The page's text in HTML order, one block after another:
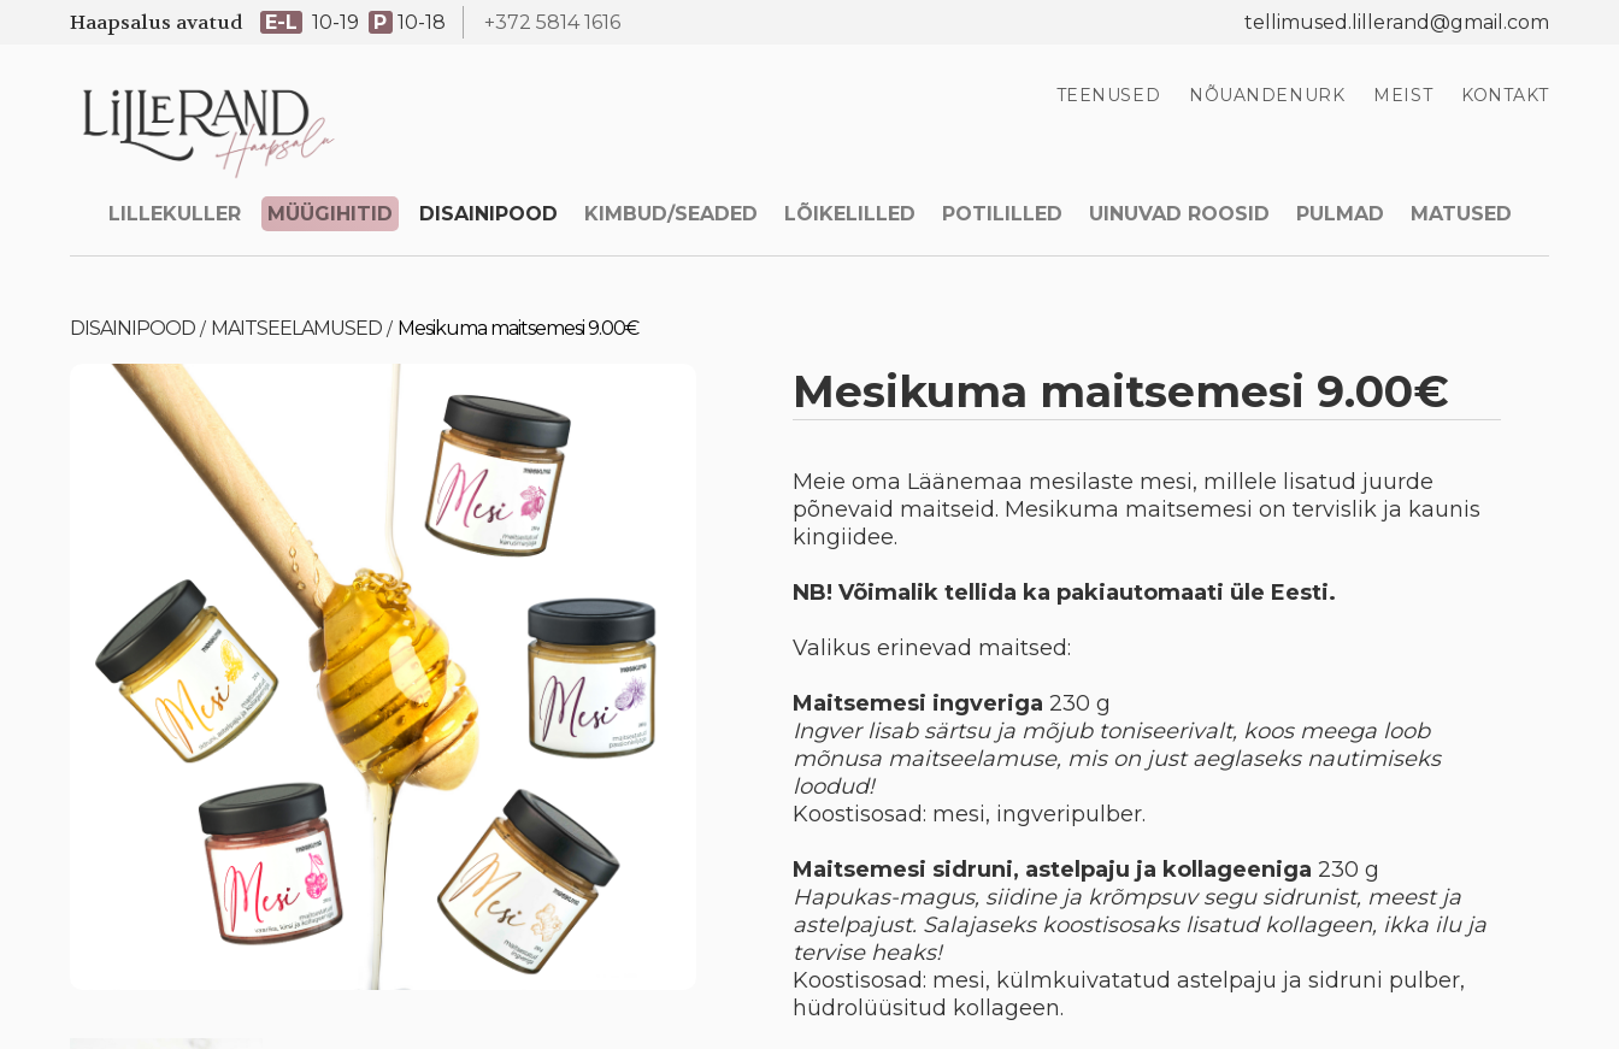
Haapsalus avatud E-L 10-19 P 10-18 +372 5814 1616 tellimused.lillerand@gmail.com
TEENUSED NÕUANDENURK MEIST KONTAKT
LILLEKULLER MÜÜGIHITID DISAINIPOOD KIMBUD/SEADED LÕIKELILLED POTILILLED UINUVAD ROOSID PULMAD MATUSED
DISAINIPOOD / MAITSEELAMUSED / Mesikuma maitsemesi 9.00€
Mesikuma maitsemesi 9.00€
Meie oma Läänemaa mesilaste mesi, millele lisatud juurde
põnevaid maitseid. Mesikuma maitsemesi on tervislik ja kaunis
kingiidee.
NB! Võimalik tellida ka pakiautomaati üle Eesti.
Valikus erinevad maitsed:
Maitsemesi ingveriga 230 g
Ingver lisab särtsu ja mõjub toniseerivalt, koos meega loob
mõnusa maitseelamuse, mis on just aeglaseks nautimiseks
loodud!
Koostisosad: mesi, ingveripulber.
Maitsemesi sidruni, astelpaju ja kollageeniga 230 g
Hapukas-magus, siidine ja krõmpsuv segu sidrunist, meest ja
astelpajust. Salajaseks koostisosaks lisatud kollageen, ikka ilu ja
tervise heaks!
Koostisosad: mesi, külmkuivatatud astelpaju ja sidruni pulber,
hüdrolüüsitud kollageen.